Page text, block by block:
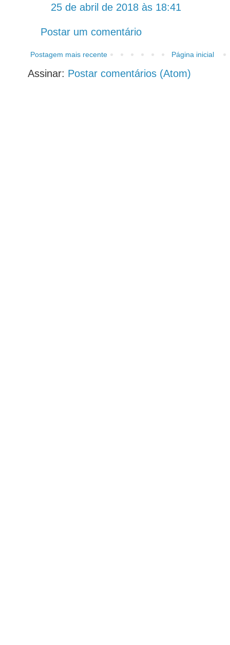
25 de abril de 2018 às 18:41
Postar um comentário
Postagem mais recente Página inicial
Assinar: Postar comentários (Atom)